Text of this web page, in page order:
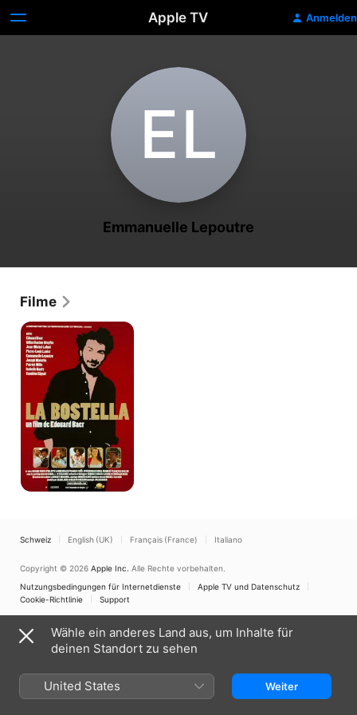
Apple TV Anmelden
E‌L
Emmanuelle Lepoutre
Filme
La
bostella
Schweiz English (UK) Français (France) Italiano
Copyright © 2026 Apple Inc. Alle Rechte vorbehalten.
Nutzungsbedingungen für Internetdienste
Apple TV und Datenschutz
Cookie-Richtlinie
Support
Wähle ein anderes Land aus, um Inhalte für
deinen Standort zu sehen
United States Weiter